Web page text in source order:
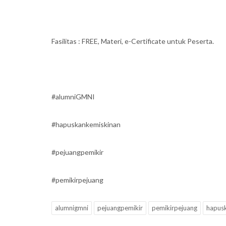
Fasilitas : FREE, Materi, e-Certificate untuk Peserta.
#alumniGMNI
#hapuskankemiskinan
#pejuangpemikir
#pemikirpejuang
alumnigmni pejuangpemikir pemikirpejuang